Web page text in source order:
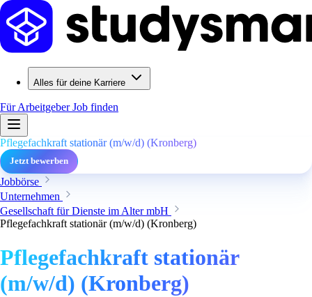
Alles für deine Karriere
Für ArbeitgeberJob finden
Pflegefachkraft stationär (m/w/d) (Kronberg)
Jetzt bewerben
Jobbörse
Unternehmen
Gesellschaft für Dienste im Alter mbH
Pflegefachkraft stationär (m/w/d) (Kronberg)
Pflegefachkraft stationär
(m/w/d) (Kronberg)